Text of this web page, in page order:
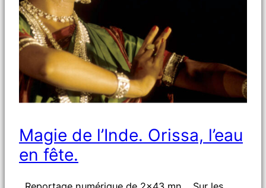
Magie de l’Inde. Orissa, l’eau
en fête.